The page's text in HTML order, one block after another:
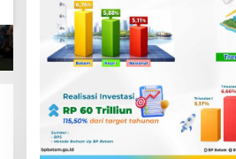
Sambut HUT RI, Grand
Mercure Batam Centre
Gelar Promo Kuliner
‘Flavours of Nusantara’